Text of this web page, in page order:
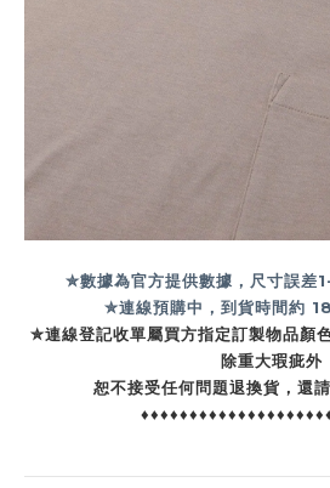
✮數據為官方提供數據，尺寸誤差
✮連線預購中，到貨時間約
✮連線登記收單屬買方指定訂製物品顏
除重大瑕疵外
恕不接受任何問題退換貨，還